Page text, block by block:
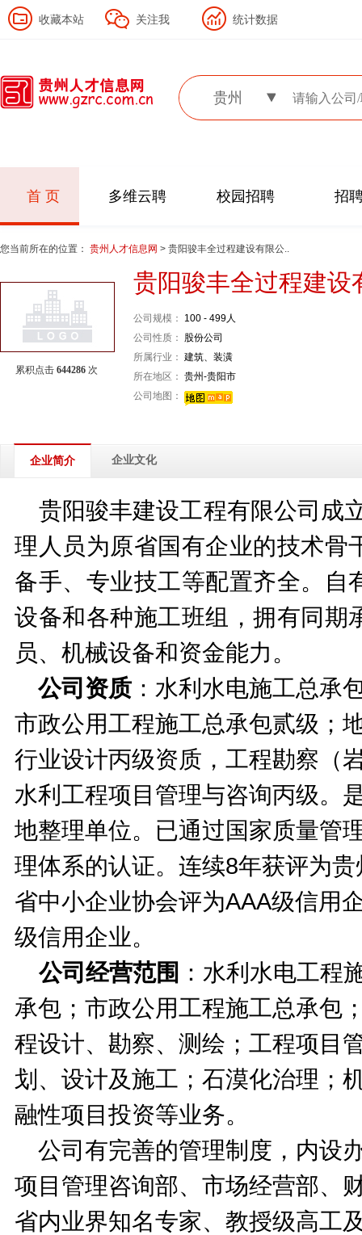
收藏本站 关注我 统计数据
贵州
首 页 多维云聘 校园招聘 招
您当前所在的位置： 贵州人才信息网 > 贵阳骏丰全过程建设有限公..
累积点击 644286 次
贵阳骏丰全过程建设
公司规模：
100 - 499人
公司性质：
股份公司
所属行业： 建筑、装潢
所在地区： 贵州-贵阳市
公司地图：
企业简介 企业文化
贵阳骏丰建设工程有限公司成
理人员为原省国有企业的技术骨
备手、专业技工等配置齐全。自
设备和各种施工班组，拥有同期
员、机械设备和资金能力。
公司资质 ：水利水电施工总承
市政公用工程施工总承包贰级；
行业设计丙级资质，工程勘察（
水利工程项目管理与咨询丙级。
地整理单位。已通过国家质量管
理体系的认证。连续8年获评为
省中小企业协会评为AAA级信用
级信用企业。
公司经营范围 ：水利水电工程
承包；市政公用工程施工总承包
程设计、勘察、测绘；工程项目
划、设计及施工；石漠化治理；
融性项目投资等业务。
公司有完善的管理制度，内设
项目管理咨询部、市场经营部、
省内业界知名专家、教授级高工